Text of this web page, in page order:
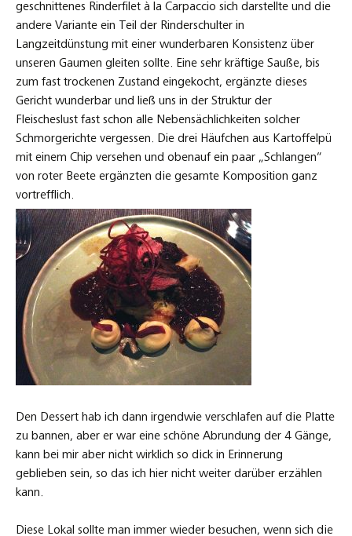
geschnittenes Rinderfilet à la Carpaccio sich darstellte und die
andere Variante ein Teil der Rinderschulter in
Langzeitdünstung mit einer wunderbaren Konsistenz über
unseren Gaumen gleiten sollte. Eine sehr kräftige Sauße, bis
zum fast trockenen Zustand eingekocht, ergänzte dieses
Gericht wunderbar und ließ uns in der Struktur der
Fleischeslust fast schon alle Nebensächlichkeiten solcher
Schmorgerichte vergessen. Die drei Häufchen aus Kartoffelpü
mit einem Chip versehen und obenauf ein paar „Schlangen“
von roter Beete ergänzten die gesamte Komposition ganz
vortrefflich.
Den Dessert hab ich dann irgendwie verschlafen auf die Platte
zu bannen, aber er war eine schöne Abrundung der 4 Gänge,
kann bei mir aber nicht wirklich so dick in Erinnerung
geblieben sein, so das ich hier nicht weiter darüber erzählen
kann.
Diese Lokal sollte man immer wieder besuchen, wenn sich die